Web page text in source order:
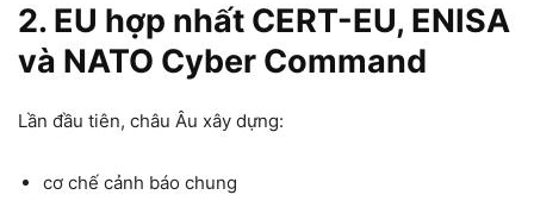
2. EU hợp nhất CERT-EU, ENISA
và NATO Cyber Command
Lần đầu tiên, châu Âu xây dựng:
cơ chế cảnh báo chung